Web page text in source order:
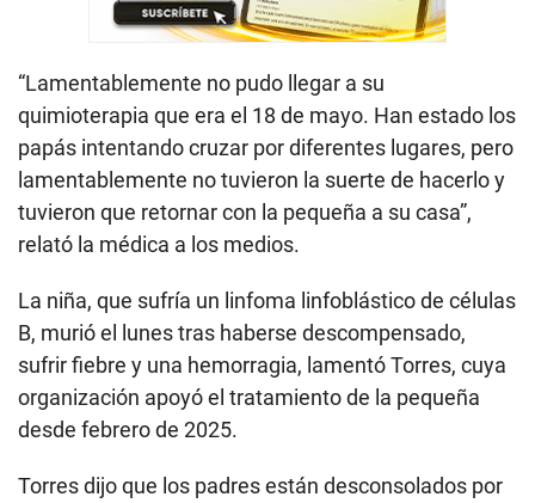
“Lamentablemente no pudo llegar a su
quimioterapia que era el 18 de mayo. Han estado los
papás intentando cruzar por diferentes lugares, pero
lamentablemente no tuvieron la suerte de hacerlo y
tuvieron que retornar con la pequeña a su casa”,
relató la médica a los medios.
La niña, que sufría un linfoma linfoblástico de células
B, murió el lunes tras haberse descompensado,
sufrir fiebre y una hemorragia, lamentó Torres, cuya
organización apoyó el tratamiento de la pequeña
desde febrero de 2025.
Torres dijo que los padres están desconsolados por